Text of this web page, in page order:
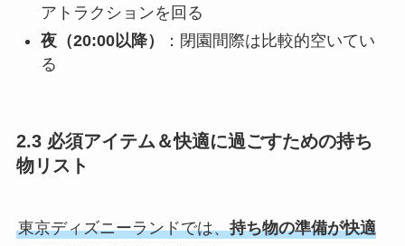
アトラクションを回る
夜（20:00以降）
：閉園間際は比較的空いてい
る
2.3 必須アイテム＆快適に過ごすための持ち
物リスト
東京ディズニーランドでは、持ち物の準備が快適